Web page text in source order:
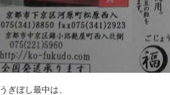
ぎぼし最中は、